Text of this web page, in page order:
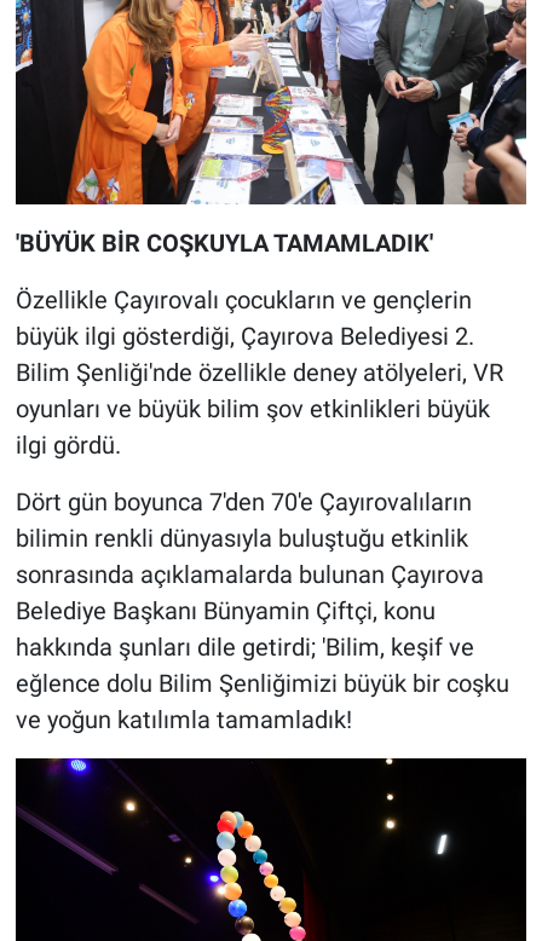
'BÜYÜK BİR COŞKUYLA TAMAMLADIK'
Özellikle Çayırovalı çocukların ve gençlerin
büyük ilgi gösterdiği, Çayırova Belediyesi 2.
Bilim Şenliği'nde özellikle deney atölyeleri, VR
oyunları ve büyük bilim şov etkinlikleri büyük
ilgi gördü.
Dört gün boyunca 7'den 70'e Çayırovalıların
bilimin renkli dünyasıyla buluştuğu etkinlik
sonrasında açıklamalarda bulunan Çayırova
Belediye Başkanı Bünyamin Çiftçi, konu
hakkında şunları dile getirdi; 'Bilim, keşif ve
eğlence dolu Bilim Şenliğimizi büyük bir coşku
ve yoğun katılımla tamamladık!